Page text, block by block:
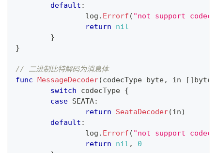
default :
		log
. Errorf ( "not support
return
nil
}
}
// 二进制比特解码为消息体
func MessageDecoder(codecType byte, in [ ] byte
switch codecType {
case SEATA:
return
SeataDecoder(in)
default :
		log
. Errorf ( "not support
return
nil ,
0